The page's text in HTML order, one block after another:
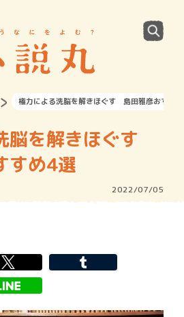
権力による洗脳を解きほぐす 島田雅彦おすす
脳を解きほぐす
すめ4選
2022/07/05